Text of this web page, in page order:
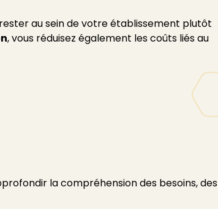
au sein de votre établissement plutôt
, vous réduisez également les coûts liés au
la compréhension des besoins, des